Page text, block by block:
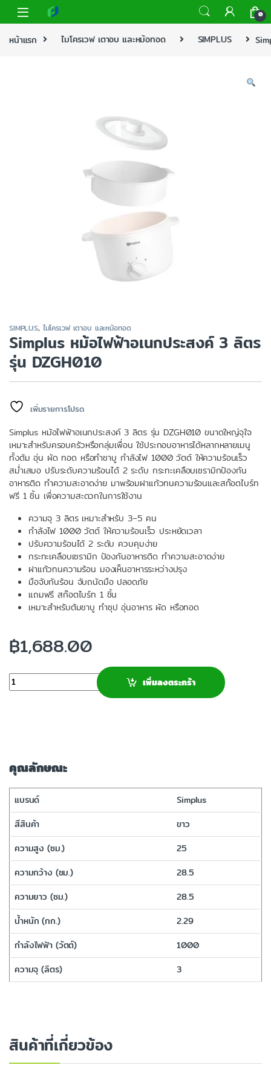
0
หน้าแรก ไมโครเวฟ เตาอบ และหม้อทอด SIMPLUS
SIMPLUS, ไมโครเวฟ เตาอบ และหม้อทอด
Simplus หม้อไฟฟ้าอเนกประสงค์ 3 ลิตร
รุ่น DZGH010
เพิ่มรายการโปรด
Simplus หม้อไฟฟ้าอเนกประสงค์ 3 ลิตร รุ่น DZGH010 ขนาดใหญ่จุใจ
เหมาะสำหรับครอบครัวหรือกลุ่มเพื่อน ใช้ประกอบอาหารได้หลากหลายเมนู
ทั้งต้ม อุ่น ผัด ทอด หรือทำชาบู กำลังไฟ 1000 วัตต์ ให้ความร้อนเร็ว
สม่ำเสมอ ปรับระดับความร้อนได้ 2 ระดับ กระทะเคลือบเซรามิกป้องกัน
อาหารติด ทำความสะอาดง่าย มาพร้อมฝาแก้วทนความร้อนและสก๊อตไบร์ท
ฟรี 1 ชิ้น เพื่อความสะดวกในการใช้งาน
ความจุ 3 ลิตร เหมาะสำหรับ 3–5 คน
กำลังไฟ 1000 วัตต์ ให้ความร้อนเร็ว ประหยัดเวลา
ปรับความร้อนได้ 2 ระดับ ควบคุมง่าย
กระทะเคลือบเซรามิก ป้องกันอาหารติด ทำความสะอาดง่าย
ฝาแก้วทนความร้อน มองเห็นอาหารระหว่างปรุง
มือจับกันร้อน จับถนัดมือ ปลอดภัย
แถมฟรี สก๊อตไบร์ท 1 ชิ้น
เหมาะสำหรับต้มชาบู ทำซุป อุ่นอาหาร ผัด หรือทอด
฿1,688.00
จำนวน เพิ่มลงตระกร้า
สินค้าที่เกี่ยวข้อง
คุณลักษณะ
แบรนด์
Simplus
สีสินค้า
ขาว
ความสูง (ซม.)
25
ความกว้าง (ซม.)
28.5
ความยาว (ซม.)
28.5
น้ำหนัก (กก.)
2.29
กำลังไฟฟ้า (วัตต์)
1000
ความจุ (ลิตร)
3